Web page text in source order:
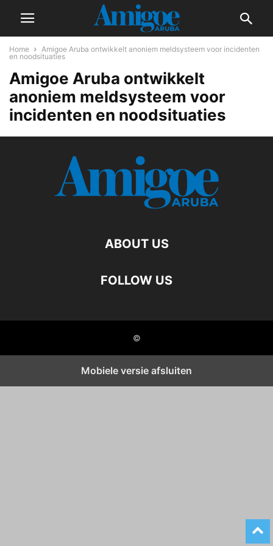
Home
Amigoe Aruba ontwikkelt anoniem meldsysteem voor incidenten
en noodsituaties
Amigoe Aruba ontwikkelt
anoniem meldsysteem voor
incidenten en noodsituaties
ABOUT US
FOLLOW US
©
Mobiele versie afsluiten